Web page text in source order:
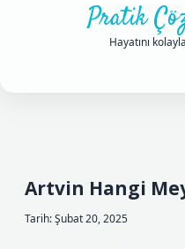
Pratik
Hayatını
Artvin Hangi
Tarih: Şubat 20, 2025